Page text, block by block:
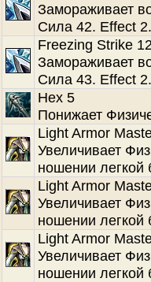
Замораживает
Сила 42. Effect 2.
Freezing Strike 12
Замораживает
Сила 43. Effect 2.
Hex 5
Понижает
Light Armor
Увеличивает
ношении легкой
Light Armor
Увеличивает
ношении легкой
Light Armor
Увеличивает
ношении легкой